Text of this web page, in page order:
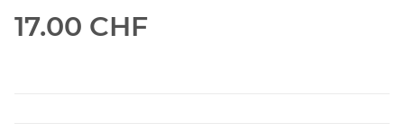
17.00 CHF